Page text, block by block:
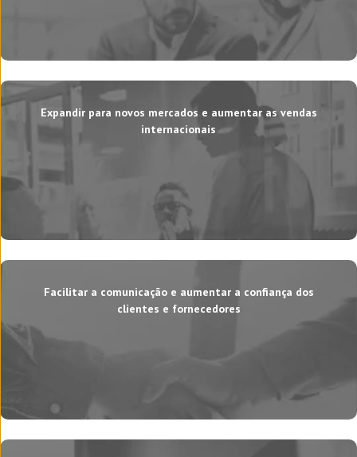
Expandir para novos mercados e aumentar as vendas
internacionais
Facilitar a comunicação e aumentar a confiança dos
clientes e fornecedores